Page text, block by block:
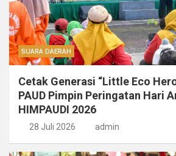
SUARA DAERAH
Cetak Generasi “Little Eco
PAUD Pimpin Peringatan Hari
HIMPAUDI 2026
28 Juli 2026 admin